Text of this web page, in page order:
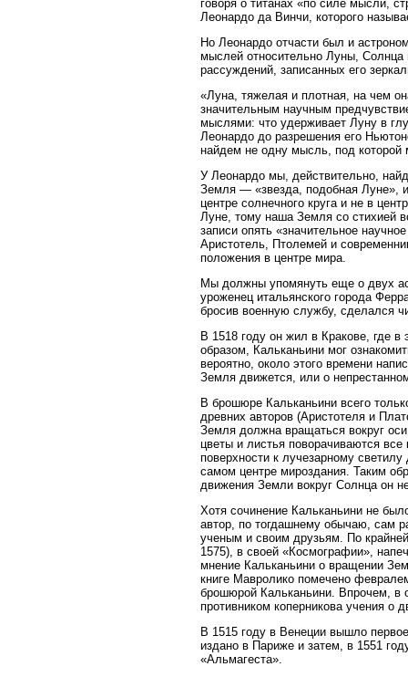
говоря о титанах «по силе мысли,
Леонардо да Винчи, которого
Но Леонардо отчасти был и
мыслей относительно Луны, Солнца
рассуждений, записанных его
«Луна, тяжелая и плотная, на чем
значительным научным
мыслями: что удерживает Луну в
Леонардо до разрешения его
найдем не одну мысль, под которой
У Леонардо мы, действительно,
Земля — «звезда, подобная Луне»,
центре солнечного круга и не в
Луне, тому наша Земля со стихией
записи опять «значительное
Аристотель, Птолемей и
положения в центре мира.
Мы должны упомянуть еще о двух
уроженец итальянского города
бросив военную службу, сделался
В 1518 году он жил в Кракове, где
образом, Кальканьини мог
вероятно, около этого времени
Земля движется, или о
В брошюре Кальканьини всего
древних авторов (Аристотеля и
Земля должна вращаться вокруг
цветы и листья поворачиваются
поверхности к лучезарному
самом центре мироздания. Таким
движения Земли вокруг Солнца он
Хотя сочинение Кальканьини не
автор, по тогдашнему обычаю, сам
ученым и своим друзьям. По
1575), в своей «Космографии»,
мнение Кальканьини о вращении
книге Мавролико помечено
брошюрой Кальканьини. Впрочем, в
противником коперникова учения о
В 1515 году в Венеции вышло
издано в Париже и затем, в 1551
«Альмагеста».